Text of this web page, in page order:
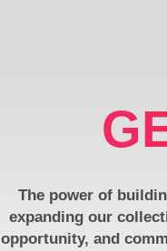
The power of
expanding our
opportunity, and